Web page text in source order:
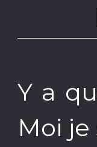
Y a
Moi je